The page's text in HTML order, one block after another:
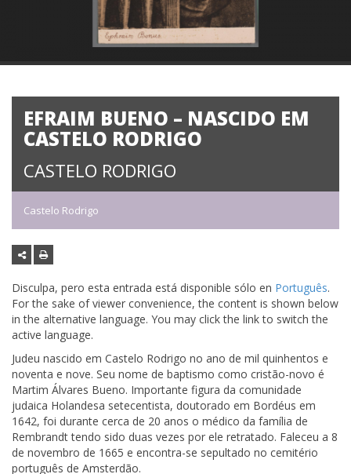
EFRAIM BUENO – NASCIDO EM
CASTELO RODRIGO
CASTELO RODRIGO
Castelo Rodrigo
Disculpa, pero esta entrada está disponible sólo en Português.
For the sake of viewer convenience, the content is shown below
in the alternative language. You may click the link to switch the
active language.
Judeu nascido em Castelo Rodrigo no ano de mil quinhentos e
noventa e nove. Seu nome de baptismo como cristão-novo é
Martim Álvares Bueno. Importante figura da comunidade
judaica Holandesa setecentista, doutorado em Bordéus em
1642, foi durante cerca de 20 anos o médico da família de
Rembrandt tendo sido duas vezes por ele retratado. Faleceu a 8
de novembro de 1665 e encontra-se sepultado no cemitério
português de Amsterdão.